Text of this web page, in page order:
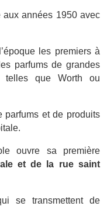
années 1950 avec
les premiers à
parfums de grandes
telles que Worth ou
parfums et de produits
ouvre sa première
et de la rue saint
se transmettent de